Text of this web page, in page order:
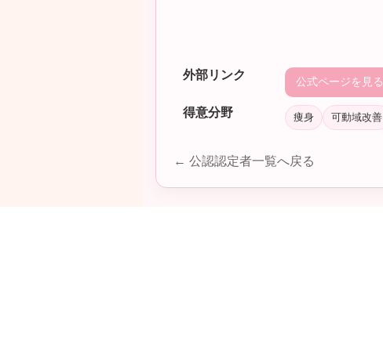
外部リンク 公式ページを見る
得意分野 痩身 可動域改善
← 公認認定者一覧へ戻る